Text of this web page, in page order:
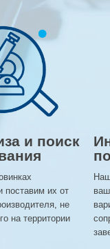
и поиск
поставим их от
не
на территории